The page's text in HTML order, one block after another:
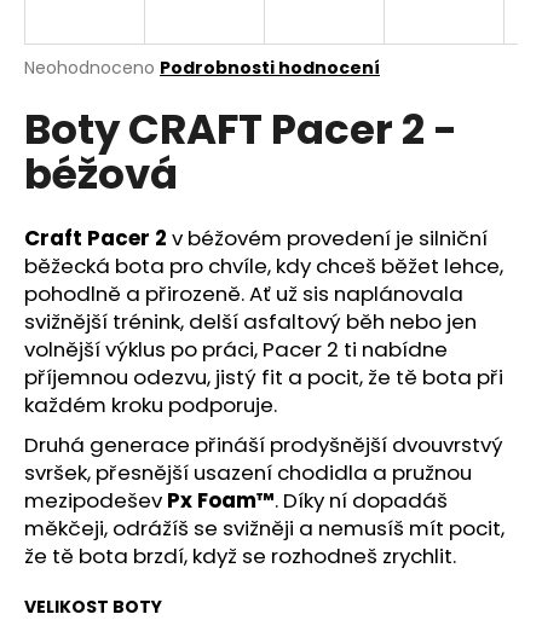
Průměrné
produktu
je
0,0
hvězdiček.
Neohodnoceno Podrobnosti hodnocení
Boty CRAFT Pacer 2 -
béžová
Craft Pacer 2 v béžovém provedení je silniční
běžecká bota pro chvíle, kdy chceš běžet lehce,
pohodlně a přirozeně. Ať už sis naplánovala
svižnější trénink, delší asfaltový běh nebo jen
volnější výklus po práci, Pacer 2 ti nabídne
příjemnou odezvu, jistý fit a pocit, že tě bota při
každém kroku podporuje.
Druhá generace přináší prodyšnější dvouvrstvý
svršek, přesnější usazení chodidla a pružnou
mezipodešev Px Foam™. Díky ní dopadáš
měkčeji, odrážíš se svižněji a nemusíš mít pocit,
že tě bota brzdí, když se rozhodneš zrychlit.
VELIKOST BOTY
j
t
?
HLEDAT
D
o
p
o
r
u
č
u
j